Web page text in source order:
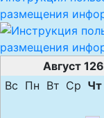
размещения
Август 126
Вс Пн Вт Ср Чт